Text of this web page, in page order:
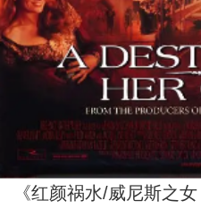
《红颜祸水/威尼斯之